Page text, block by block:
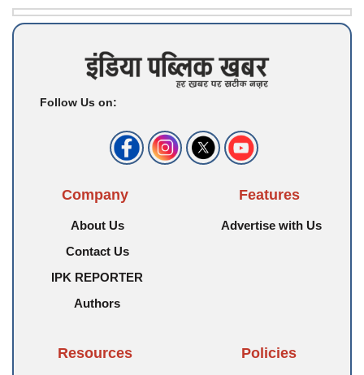
Follow Us on:
Company
About Us
Contact Us
IPK REPORTER
Authors
Features
Advertise with Us
Resources Policies